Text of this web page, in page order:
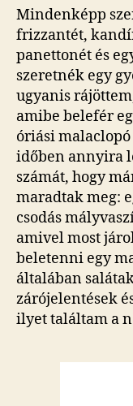
Mindenképp
frizzantét,
panettonét és
szeretnék egy
ugyanis
amibe belefér
óriási
időben annyira
számát, hogy
maradtak meg:
csodás
amivel most
beletenni egy
általában
zárójelentések
ilyet találtam a